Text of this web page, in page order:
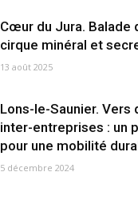
Cœur du Jura. Balade
cirque minéral et
13 août 2025
Lons-le-Saunier. Vers
inter-entreprises : un
pour une mobilité
5 décembre 2024